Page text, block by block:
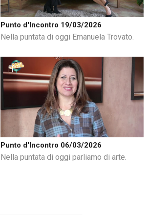
Punto d'Incontro 19/03/2026
Nella puntata di oggi Emanuela Trovato.
Punto d'Incontro 06/03/2026
Nella puntata di oggi parliamo di arte.